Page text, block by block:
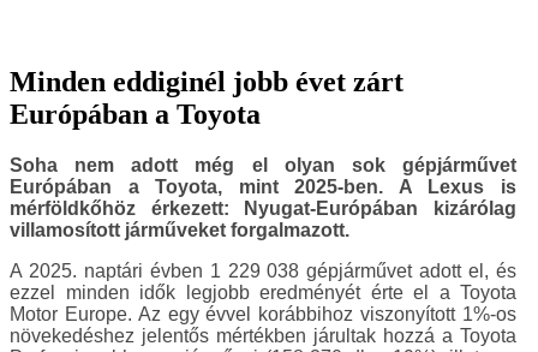
Minden eddiginél jobb évet zárt
Európában a Toyota
Soha nem adott még el olyan sok gépjárművet
Európában a Toyota, mint 2025-ben. A Lexus is
mérföldkőhöz érkezett: Nyugat-Európában kizárólag
villamosított járműveket forgalmazott.
A 2025. naptári évben 1 229 038 gépjárművet adott el, és
ezzel minden idők legjobb eredményét érte el a Toyota
Motor Europe. Az egy évvel korábbihoz viszonyított 1%-os
növekedéshez jelentős mértékben járultak hozzá a Toyota